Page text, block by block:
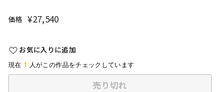
価格
通
格
¥27,540
お気に入りに追加
現在 1 人がこの作品をチェックしています
売り切れ